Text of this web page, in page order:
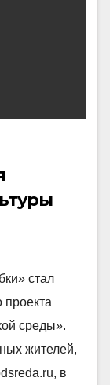
стал
среды».
жителей,
в